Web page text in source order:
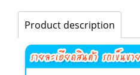
Product description